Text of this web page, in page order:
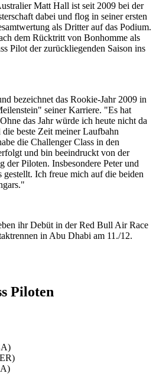
Matt Hall ist seit 2009 bei der
dabei und flog in seiner ersten
als Dritter auf das Podium.
dem Rücktritt von Bonhomme als
Pilot der zurückliegenden Saison ins
bezeichnet das Rookie-Jahr 2009 in
seiner Karriere. "Es hat
das Jahr würde ich heute nicht da
beste Zeit meiner Laufbahn
die Challenger Class in den
und bin beeindruckt von der
Piloten. Insbesondere Peter und
gestellt. Ich freue mich auf die beiden
ihr Debüt in der Red Bull Air Race
in Abu Dhabi am 11./12.
Piloten